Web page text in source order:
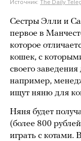
Источник: The Daily
Сестры Элли и
первое в
которое
кошек, с
своего
например,
ищут няню для
Няня будет
(более 800
играть с котами.